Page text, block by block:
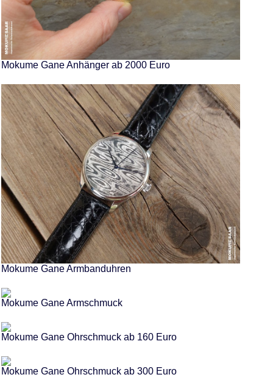
Mokume Gane Anhänger ab 2000 Euro
Mokume Gane Armbanduhren
Mokume Gane Armschmuck
Mokume Gane Ohrschmuck ab 160 Euro
Mokume Gane Ohrschmuck ab 300 Euro